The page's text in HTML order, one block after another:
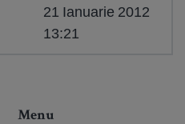
21 Ianuarie 2012
13:21
Menu